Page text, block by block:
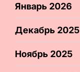
Январь 2026
Декабрь 2025
Ноябрь 2025